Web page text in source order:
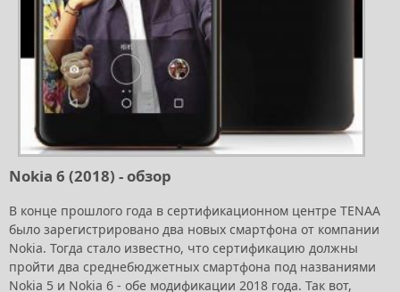
Nokia 6 (2018) - обзор
В конце прошлого года в сертификационном центре TENAA
было зарегистрировано два новых смартфона от компании
Nokia. Тогда стало известно, что сертификацию должны
пройти два среднебюджетных смартфона под названиями
Nokia 5 и Nokia 6 - обе модификации 2018 года. Так вот,